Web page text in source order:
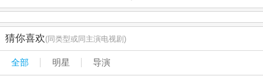
溃、名誉扫地、婚姻破裂、孩子也离他远去的糟糕局面时，
garner是个房屋油漆工，家中有两个孩子（16岁的natalie和
12岁的abby），和妻子christy的婚姻关系不太稳定。他在晨
跑时偶然发现了邻居家4岁男孩tom mullen的尸体，警察迅速
赶到现场调查，媒体也蜂拥而至。警方很快将他列为谋杀tom
猜你喜欢(同类型或同主演电视剧)
全部 明星 导演